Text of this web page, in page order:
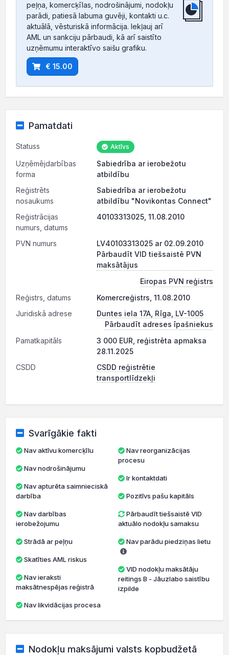
peļņa, komercķīlas, nodrošinājumi, nodokļu
parādi, patiesā labuma guvēji, kontakti u.c.
aktuālā, vēsturiskā informācija. Iekļauj arī
AML un sankciju pārbaudi, kā arī saistīto
uzņēmumu interaktīvo saišu grafiku.
€ 15.00
Pamatdati
Statuss Aktīvs
Uzņēmējdarbības
forma
Sabiedrība ar ierobežotu
atbildību
Reģistrēts
nosaukums
Sabiedrība ar ierobežotu
atbildību "Novikontas Connect"
Reģistrācijas
numurs, datums
40103313025, 11.08.2010
PVN numurs
LV40103313025 ar 02.09.2010
Pārbaudīt VID tiešsaistē PVN
maksātājus
Eiropas PVN reģistrs
Reģistrs, datums
Komercreģistrs, 11.08.2010
Juridiskā adrese
Duntes iela 17A, Rīga, LV-1005
Pārbaudīt adreses īpašniekus
Pamatkapitāls
3 000 EUR, reģistrēta apmaksa
28.11.2025
CSDD
CSDD reģistrētie
transportlīdzekļi
Svarīgākie fakti
Nav aktīvu komercķīlu
Nav nodrošinājumu
darbība
ierobežojumu
Strādā ar peļņu
Skatīties AML riskus
maksātnespējas reģistrā
Nav likvidācijas procesa
Nav reorganizācijas
procesu
Ir kontaktdati
Pozitīvs pašu kapitāls
Pārbaudīt tiešsaistē VID
aktuālo nodokļu samaksu
Nav parādu piedziņas lietu
VID nodokļu maksātāju
reitings B - Jāuzlabo saistību
izpilde
Nodokļu maksājumi valsts kopbudžetā